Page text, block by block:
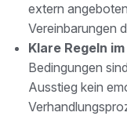
extern
Vereinbarungen
Klare Regeln
Bedingungen
Ausstieg kein